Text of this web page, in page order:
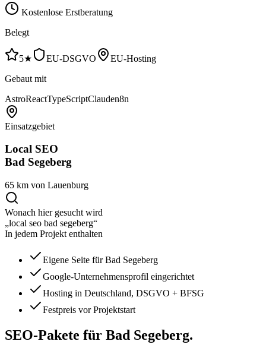
Kostenlose Erstberatung
Belegt
5★ EU-DSGVO
EU-Hosting
Gebaut mit
AstroReactTypeScriptClauden8n
Einsatzgebiet
Local SEO
Bad Segeberg
65 km von Lauenburg
Wonach hier gesucht wird
„local seo bad segeberg“
In jedem Projekt enthalten
Eigene Seite für Bad Segeberg
Google-Unternehmensprofil eingerichtet
Hosting in Deutschland, DSGVO + BFSG
Festpreis vor Projektstart
SEO-Pakete für Bad Segeberg.